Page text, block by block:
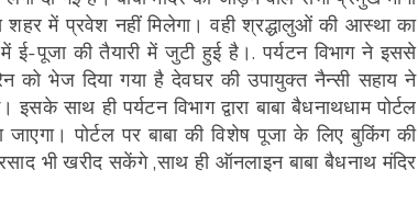
शहर में प्रवेश नहीं मिलेगा। वही श्रद्धालुओं की आस्था का
ई-पूजा की तैयारी में जुटी हुई है।. पर्यटन विभाग ने इससे
को भेज दिया गया है देवघर की उपायुक्त नैन्सी सहाय ने
साथ ही पर्यटन विभाग द्वारा बाबा बैधनाथधाम पोर्टल
जाएगा। पोर्टल पर बाबा की विशेष पूजा के लिए बुकिंग की
भी खरीद सकेंगे ,साथ ही ऑनलाइन बाबा बैधनाथ मंदिर